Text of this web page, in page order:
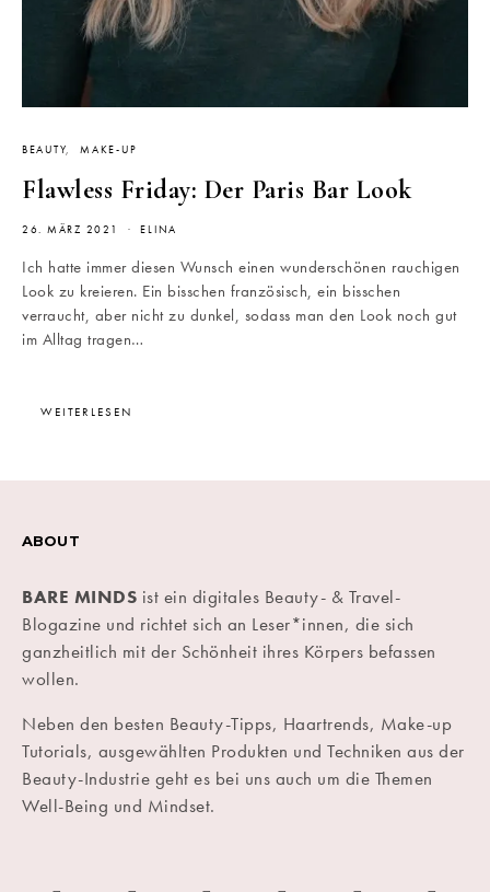
BEAUTY MAKE-UP
Flawless Friday: Der Paris Bar Look
26. MÄRZ 2021 ELINA
Ich hatte immer diesen Wunsch einen wunderschönen rauchigen
Look zu kreieren. Ein bisschen französisch, ein bisschen
verraucht, aber nicht zu dunkel, sodass man den Look noch gut
im Alltag tragen…
WEITERLESEN
ABOUT
BARE MINDS ist ein digitales Beauty- & Travel-
Blogazine und richtet sich an Leser*innen, die sich
ganzheitlich mit der Schönheit ihres Körpers befassen
wollen.
Neben den besten Beauty-Tipps, Haartrends, Make-up
Tutorials, ausgewählten Produkten und Techniken aus der
Beauty-Industrie geht es bei uns auch um die Themen
Well-Being und Mindset.